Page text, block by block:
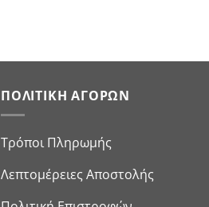
ΠΟΛΙΤΙΚΉ ΑΓΟΡΏΝ
Τρόποι Πληρωμής
Λεπτομέρειες Αποστολής